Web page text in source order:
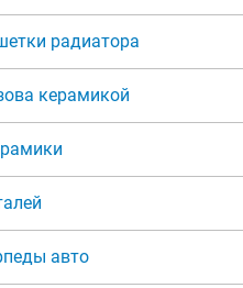
радиатора
керамикой
авто